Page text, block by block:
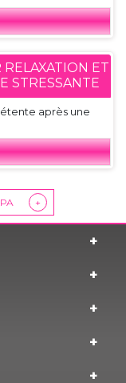
ET
STRESSANTE
après une
+